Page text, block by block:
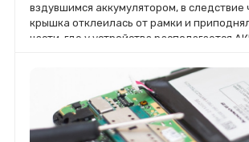
вздувшимся аккумулятором, в следствие
крышка отклеилась от рамки и
части, где у устройства располагается